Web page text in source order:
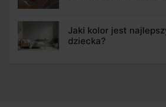
Jaki kolor jest
dziecka?